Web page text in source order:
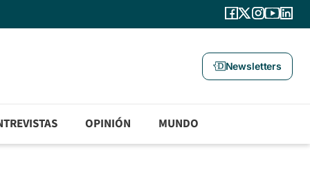
Newsletters
OPINIÓN MUNDO